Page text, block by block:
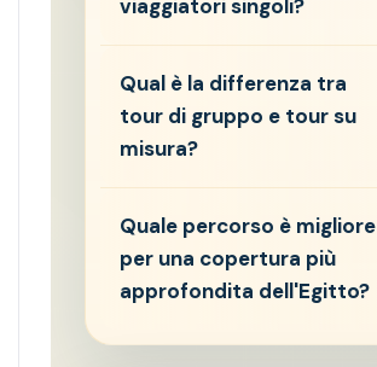
viaggiatori singoli?
Qual è la differenza tra
tour di gruppo e tour su
misura?
Quale percorso è migliore
per una copertura più
approfondita dell'Egitto?